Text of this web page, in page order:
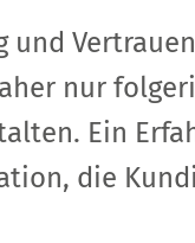
und
nur
Ein
die